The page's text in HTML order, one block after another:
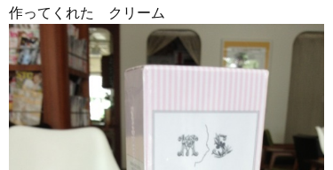
作ってくれた クリーム